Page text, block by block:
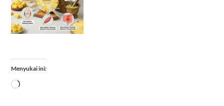
Menyukai ini:
Memuat...